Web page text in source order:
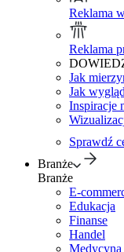
Reklama
Reklama
Jak
Jak
Inspiracje
Sprawdź
Branże
Branże
E-
Edukacja
Finanse
Handel
Medycyna